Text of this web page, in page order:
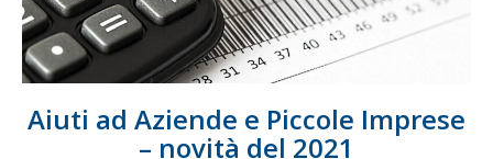
Aiuti ad Aziende e Piccole Imprese
– novità del 2021